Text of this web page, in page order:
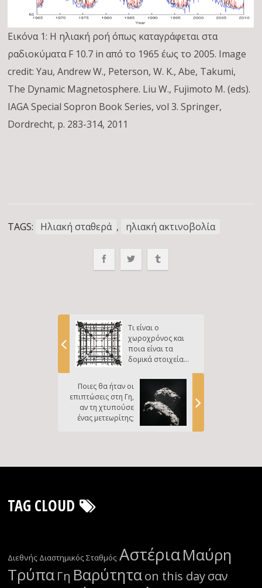
Εικόνα 1: Η ηλιακή ροή όπως καταγράφεται στα
ραδιοκύματα F 10.7 in από το 1965 έως το 2005. Image
credit: Yau, Andrew W., Peterson, W. K., Abe, Takumi,
The Dynamic Magnetosphere. Liu W., Fujimoto M. (eds).
IAGA Special Sopron Book Series, vol 3. Springer,
Dordrecht, p. 283-314, 2011
TAGS: Ηλιακή σταθερά , ηλιακή ακτινοβολία
Τι είναι ο
χωροχρόνος και
ποια είναι τα
δομικά στοιχεία
Ποιες θα ήταν οι
επιπτώσεις στη Γη,
αν τη χτυπούσε
ένας μετεωρίτης;
TAG CLOUD
Διεθνής Διαστημικός Σταθμός ΑστέριαΜαύρη
Τρύπα Γη Βαρύτηταon this dayσαν